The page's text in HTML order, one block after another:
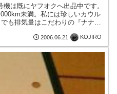
は既にヤフオクへ出品中です。
未満。私には珍しいカウル
も排気量はこだわりの『ナナハ
2006.06.21 KOJIRO